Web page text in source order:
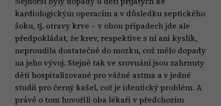
kardiologickým operacím a v důsledku septického
šoku, tj. otravy krve – v obou případech jde ale
předpokládat, že krev, respektive s ní ani kyslík,
neproudila dostatečně do mozku, což mělo dopady
na jeho vývoj. Stejně tak ve srovnání jsou zahrnuty
děti hospitalizované pro vážné astma a v jedné
studii pro černý kašel, což je identický problém. A
právě o tom hovořili oba lékaři v předchozím